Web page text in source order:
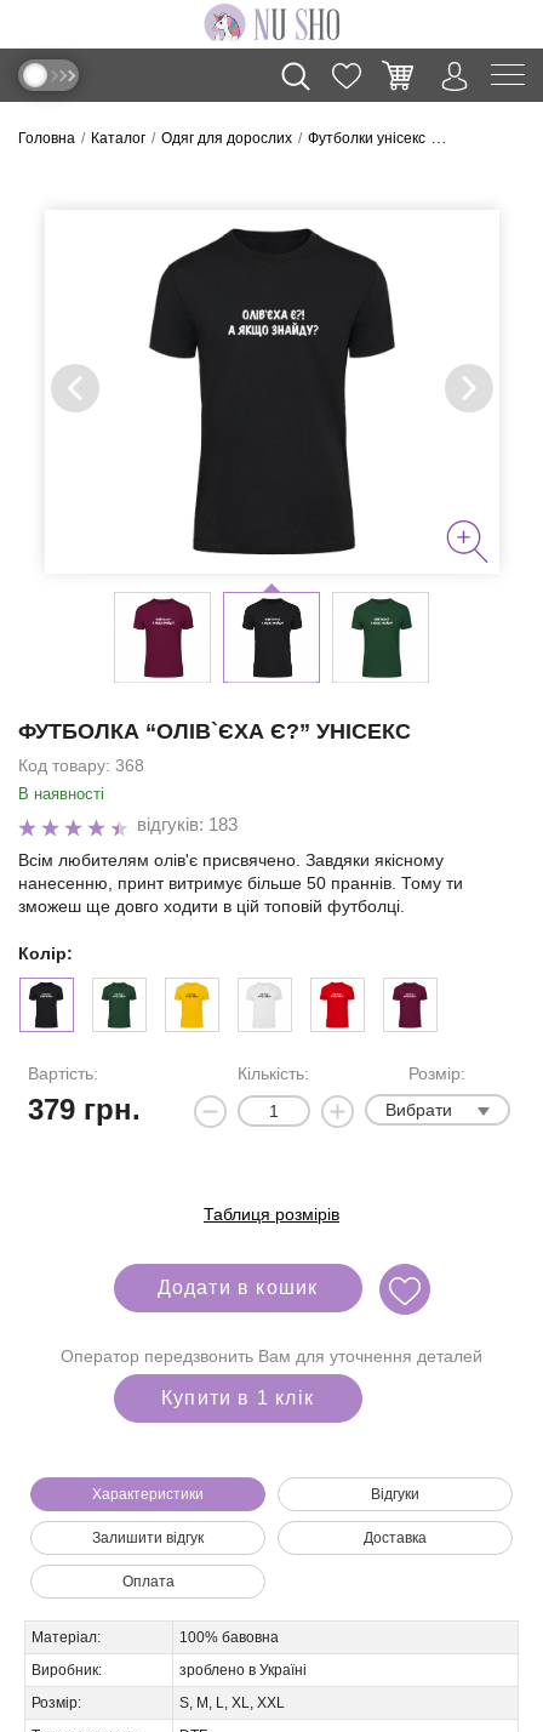
Головна Каталог Одяг для дорослих Футболки унісекс Футболка
ФУТБОЛКА “ОЛІВ`ЄХА Є?” УНІСЕКС
Код товару: 368
В наявності
відгуків: 183
Всім любителям олів'є присвячено. Завдяки якісному
нанесенню, принт витримує більше 50 праннів. Тому ти
зможеш ще довго ходити в цій топовій футболці.
Колір:
Вартість:
379грн.
Кількість:
Розмір:
Вибрати
Таблиця розмірів
Додати в кошик
Оператор передзвонить Вам для уточнення деталей
Купити в 1 клік
Характеристики Відгуки
Залишити відгук Доставка
Оплата
Матеріал:
100% бавовна
Виробник:
зроблено в Україні
Розмір:
S, M, L, XL, XXL
Ми зателефонуємо вам на номер: